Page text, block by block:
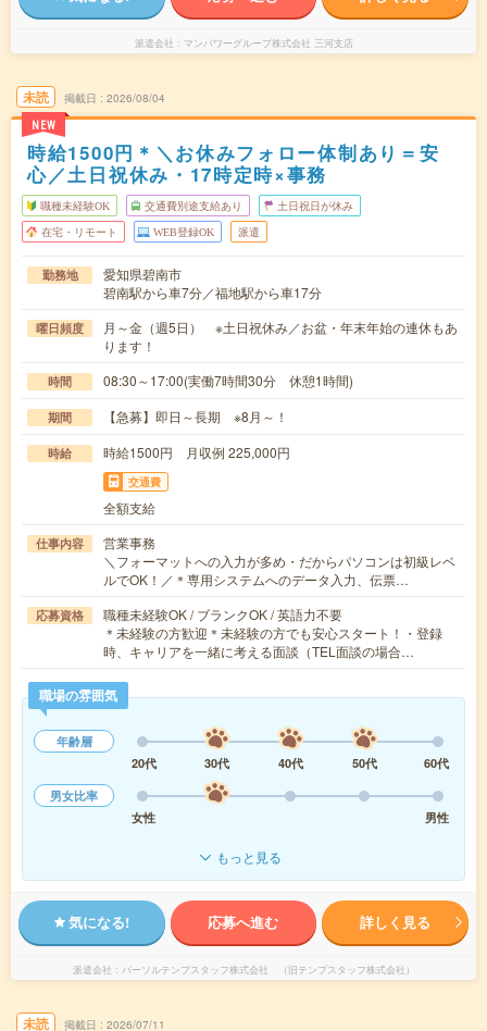
派遣会社 マンパワーグループ株式会社 三河支店
未読
NEW
掲載日 2026/08/04
時給1500円＊＼お休みフォロー体制あり＝安
心／土日祝休み・17時定時×事務
職種未経験OK 交通費別途支給あり 土日祝日が休み
在宅・リモート WEB登録OK 派遣
勤務地
愛知県碧南市
碧南駅から車7分／福地駅から車17分
曜日頻度
月～金（週5日） ※土日祝休み／お盆・年末年始の連休もあ
ります！
時間 08:30～17:00(実働7時間30分 休憩1時間)
期間 【急募】即日～長期 ※8月～！
時給 時給1500円 月収例 225,000円
交通費
全額支給
仕事内容
営業事務
＼フォーマットへの入力が多め・だからパソコンは初級レベ
ルでOK！／＊専用システムへのデータ入力、伝票…
応募資格
職種未経験OK / ブランクOK / 英語力不要
＊未経験の方歓迎＊未経験の方でも安心スタート！・登録
時、キャリアを一緒に考える面談（TEL面談の場合…
職場の雰囲気
年齢層
20代
30代 40代 50代
60代
男女比率
女性
男性
もっと見る
気になる! 応募へ進む 詳しく見る
派遣会社 パーソルテンプスタッフ株式会社 （旧テンプスタッフ株式会社）
未読 掲載日 2026/07/11